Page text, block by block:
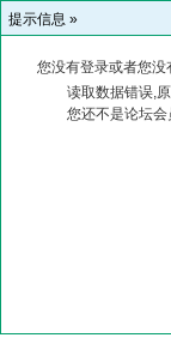
提示信息 »
您没有登录或者您
读取数据错误,
您还不是论坛